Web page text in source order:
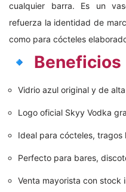
cualquier barra. Es un
refuerza la identidad de
como para cócteles
🔹
Vidrio azul original y de
Logo oficial Skyy Vodka
Ideal para cócteles, tragos
Perfecto para bares,
Venta mayorista con stock